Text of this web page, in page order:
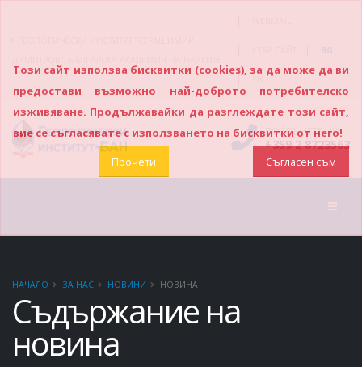
BG
|
ПОЗВЪНЕТЕ НИ
+359 2 8723563
НАЧАЛО ЗА НАС НОВИНИ НОВИНА
Съдържание на
новина
Този сайт използва бисквитки (cookies), за да може да ви
предостави възможно най-доброто потребителско
изживяване. Продължавайки да разглеждате този сайт,
вие се съгласявате с използването на бисквитки от него!
Прочети
Съгласен съм